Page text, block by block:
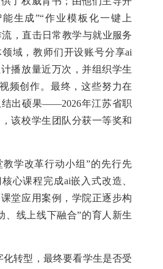
生成”“作业模板化一键上
，直击日常教学与就业服务
域，教师们开设账号分享ai
播放量近万次，并组织学生
频创作。最终，这些努力在
出硕果——2026年江苏省职
该校学生团队分获一等奖和
教学改革行动小组”的先行先
心课程完成ai嵌入式改造、
堂应用案例，学院正逐步构
、线上线下融合”的育人新生
化转型，最终要看学生是否受